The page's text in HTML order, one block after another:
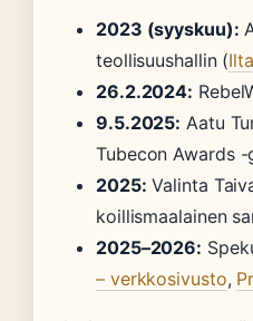
2023 (syyskuu):
teollisuushallin (
26.2.2024:
9.5.2025: Aatu
Tubecon Awards -
2025: Valinta
koillismaalainen
2025–2026:
– verkkosivusto,